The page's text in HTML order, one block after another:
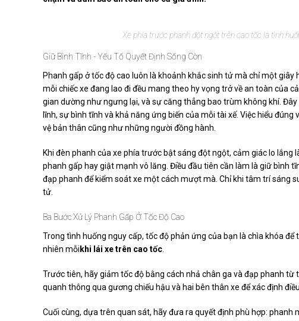
Xe phía trước phanh đột ngột trên cao tốc là tình
Giữ Bình Tĩnh - Yếu Tố Quyết Định Sống Còn
Phanh gấp ở tốc độ cao luôn là khoảnh khắc sinh tử mà chỉ một
mỗi chiếc xe đang lao đi đều mang theo hy vọng trở về an toàn của
gian dường như ngưng lại, và sự căng thẳng bao trùm không khí.
lĩnh, sự bình tĩnh và khả năng ứng biến của mỗi tài xế. Việc hiểu
vệ bản thân cũng như những người đồng hành.
Khi đèn phanh của xe phía trước bật sáng đột ngột, cảm giác lo
phanh gấp hay giật mạnh vô lăng. Điều đầu tiên cần làm là giữ bình
đạp phanh để kiểm soát xe một cách mượt mà. Chỉ khi tâm trí sáng
tử.
Ba Bước Xử Lý Phanh Gấp Ở Tốc Độ Cao
Trong tình huống nguy cấp, tốc độ phản ứng của bạn là chìa khóa
nhiên mỗi khi lái xe trên cao tốc.
Trước tiên, hãy giảm tốc độ bằng cách nhả chân ga và đạp phanh
quanh thông qua gương chiếu hậu và hai bên thân xe để xác định
Cuối cùng, dựa trên quan sát, hãy đưa ra quyết định phù hợp: